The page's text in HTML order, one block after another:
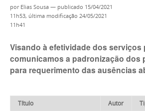
por Elias Sousa — publicado 15/04/2021
11h53, última modificação 24/05/2021
11h41
Visando à efetividade dos serviços
comunicamos a padronização dos
para requerimento das ausências
Título Autor